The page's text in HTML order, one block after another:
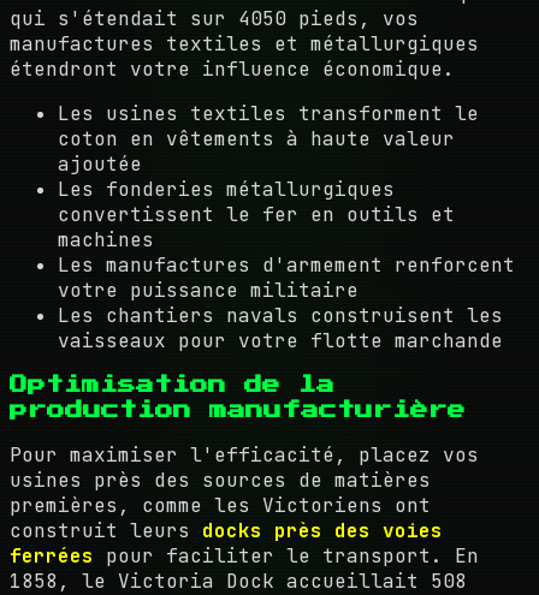
qui s'étendait sur 4050 pieds, vos
manufactures textiles et métallurgiques
étendront votre influence économique.
Les usines textiles transforment le
coton en vêtements à haute valeur
ajoutée
Les fonderies métallurgiques
convertissent le fer en outils et
machines
Les manufactures d'armement renforcent
votre puissance militaire
Les chantiers navals construisent les
vaisseaux pour votre flotte marchande
Optimisation de la
production manufacturière
Pour maximiser l'efficacité, placez vos
usines près des sources de matières
premières, comme les Victoriens ont
construit leurs docks près des voies
ferrées pour faciliter le transport. En
1858, le Victoria Dock accueillait 508